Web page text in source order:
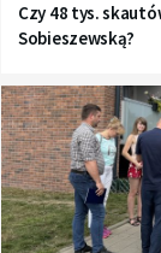
Czy 48 tys.
Sobieszewską?